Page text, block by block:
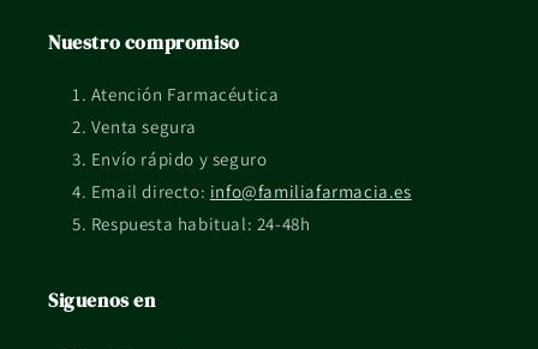
Formato:
Ingredientes o activos destacados:
0,2%. Sin conservantes.
Preguntas frecuentes
¿Para qué tipo de rutina está pensado Xailin Night Pomada
Está orientado a una rutina de cuidado cotidiano dentro de
Nuestro compromiso
Atención Farmacéutica
Venta segura
Envío rápido y seguro
Email directo: info@familiafarmacia.es
Respuesta habitual: 24-48h
Siguenos en